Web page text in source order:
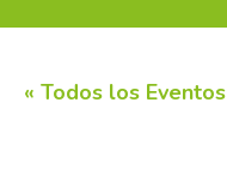
« Todos los Eventos